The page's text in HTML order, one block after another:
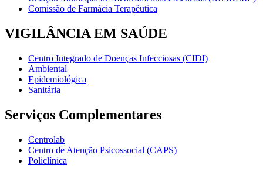
Comissão de Farmácia Terapêutica
VIGILÂNCIA EM SAÚDE
Centro Integrado de Doenças Infecciosas (CIDI)
Ambiental
Epidemiológica
Sanitária
Serviços Complementares
Centrolab
Centro de Atenção Psicossocial (CAPS)
Policlínica